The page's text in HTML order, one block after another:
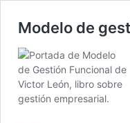
Modelo de